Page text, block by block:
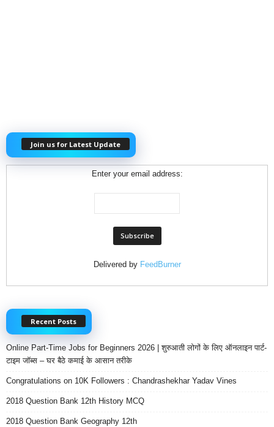
Join us for Latest Update
Enter your email address:
Delivered by FeedBurner
Recent Posts
Online Part-Time Jobs for Beginners 2026 | शुरुआती लोगों के लिए ऑनलाइन पार्ट-
टाइम जॉब्स – घर बैठे कमाई के आसान तरीके
Congratulations on 10K Followers : Chandrashekhar Yadav Vines
2018 Question Bank 12th History MCQ
2018 Question Bank Geography 12th